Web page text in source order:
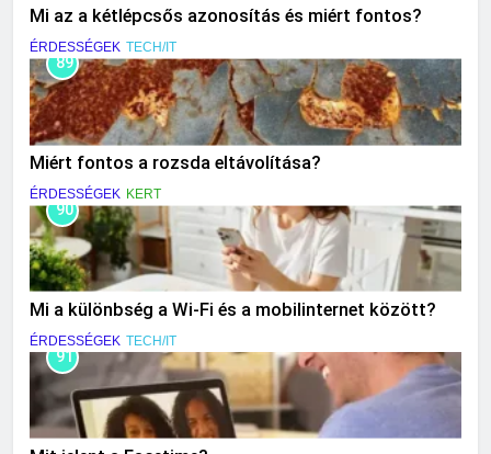
Mi az a kétlépcsős azonosítás és miért fontos?
ÉRDESSÉGEK TECH/IT
89
Miért fontos a rozsda eltávolítása?
ÉRDESSÉGEK KERT
90
Mi a különbség a Wi-Fi és a mobilinternet között?
ÉRDESSÉGEK TECH/IT
91